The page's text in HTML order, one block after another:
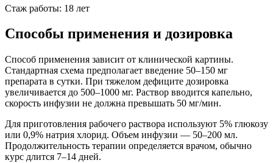
Стаж работы: 18 лет
Способы применения и дозировка
Способ применения зависит от клинической картины.
Стандартная схема предполагает введение 50–150 мг
препарата в сутки. При тяжелом дефиците дозировка
увеличивается до 500–1000 мг. Раствор вводится капельно,
скорость инфузии не должна превышать 50 мг/мин.
Для приготовления рабочего раствора используют 5% глюкозу
или 0,9% натрия хлорид. Объем инфузии — 50–200 мл.
Продолжительность терапии определяется врачом, обычно
курс длится 7–14 дней.